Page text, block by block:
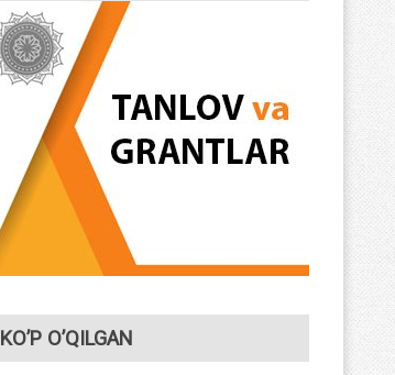
KO’P O’QILGAN